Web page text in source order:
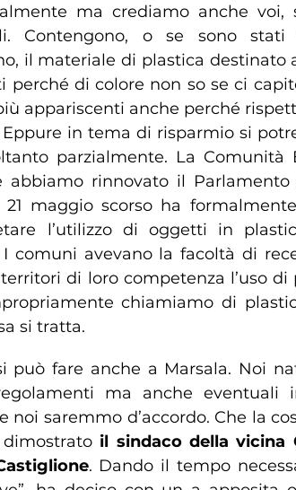
ma crediamo anche voi,
Contengono, o se sono stati
il materiale di plastica destinato
perché di colore non so se ci
appariscenti anche perché
in tema di risparmio si
parzialmente. La Comunità
abbiamo rinnovato il Parlamento
maggio scorso ha
l’utilizzo di oggetti in
comuni avevano la facoltà di
di loro competenza l’uso
chiamiamo di
si tratta.
può fare anche a Marsala. Noi
ma anche eventuali
noi saremmo d’accordo. Che la
dimostratoil sindaco della vicina
. Dando il tempo